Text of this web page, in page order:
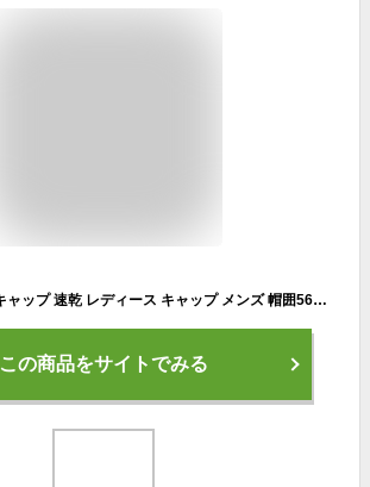
[shefun] メッシュキャップ 速乾 レディース キャップ メンズ 帽囲56-60cm 調節可能 撥水 軽量 夏 涼しい 通気 ゴルフぼうし 登山 釣り テニス 帽子 作業 ランニング 野球帽子 JP281 (薄い灰)
この商品をサイトでみる